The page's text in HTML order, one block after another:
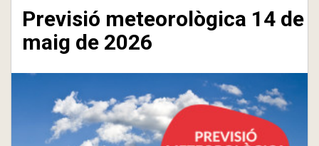
Previsió meteorològica 14 de
maig de 2026